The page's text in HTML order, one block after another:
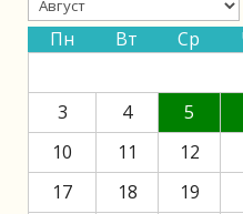
Пн Вт Ср
3
4 5
10
11 12
17
18 19